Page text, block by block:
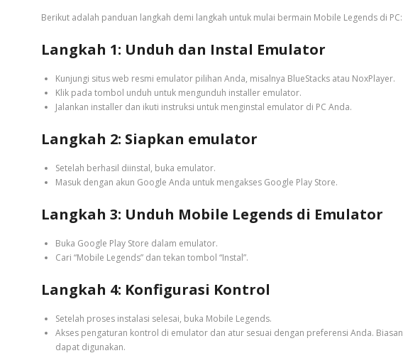
Berikut adalah panduan langkah demi langkah untuk mulai bermain Mobile Legends di PC:
Langkah 1: Unduh dan Instal Emulator
Kunjungi situs web resmi emulator pilihan Anda, misalnya BlueStacks atau NoxPlayer.
Klik pada tombol unduh untuk mengunduh installer emulator.
Jalankan installer dan ikuti instruksi untuk menginstal emulator di PC Anda.
Langkah 2: Siapkan emulator
Setelah berhasil diinstal, buka emulator.
Masuk dengan akun Google Anda untuk mengakses Google Play Store.
Langkah 3: Unduh Mobile Legends di Emulator
Buka Google Play Store dalam emulator.
Cari “Mobile Legends” dan tekan tombol “Instal”.
Langkah 4: Konfigurasi Kontrol
Setelah proses instalasi selesai, buka Mobile Legends.
Akses pengaturan kontrol di emulator dan atur sesuai dengan preferensi Anda.
dapat digunakan.